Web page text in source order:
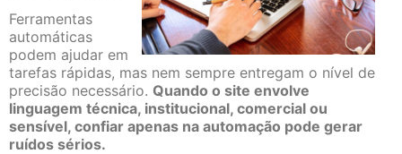
Ferramentas
automáticas
podem ajudar em
tarefas rápidas, mas nem sempre entregam o nível de
precisão necessário. Quando o site envolve
linguagem técnica, institucional, comercial ou
sensível, confiar apenas na automação pode gerar
ruídos sérios.